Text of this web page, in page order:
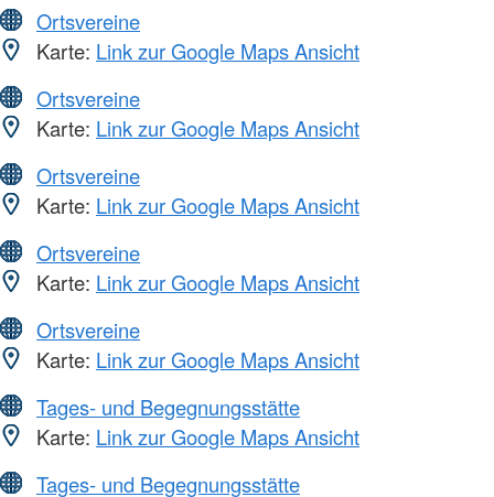
Ortsvereine
Karte: Link zur Google Maps Ansicht
Ortsvereine
Karte: Link zur Google Maps Ansicht
Ortsvereine
Karte: Link zur Google Maps Ansicht
Ortsvereine
Karte: Link zur Google Maps Ansicht
Ortsvereine
Karte: Link zur Google Maps Ansicht
Tages- und Begegnungsstätte
Karte: Link zur Google Maps Ansicht
Tages- und Begegnungsstätte